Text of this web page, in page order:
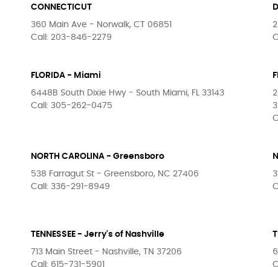
CONNECTICUT
360 Main Ave - Norwalk, CT 06851
Call: 203-846-2279
FLORIDA - Miami
6448B South Dixie Hwy - South Miami, FL 33143
Call: 305-262-0475
NORTH CAROLINA - Greensboro
538 Farragut St - Greensboro, NC 27406
Call: 336-291-8949
TENNESSEE - Jerry's of Nashville
713 Main Street - Nashville, TN 37206
Call: 615-731-5901